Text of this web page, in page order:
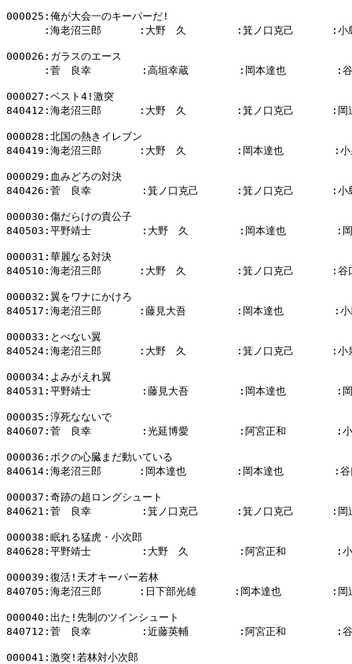
000025:俺が大会一のキーパーだ!
:海老沼三郎      :大野　久        :箕ノ口克己      :小
000026:ガラスのエース
:菅　良幸        :高垣幸蔵        :岡本達也        :谷
000027:ベスト4!激突
840412:海老沼三郎      :大野　久        :箕ノ口克己      :岡
000028:北国の熱きイレブン
840419:海老沼三郎      :大野　久        :岡本達也        :小
000029:血みどろの対決
840426:菅　良幸        :箕ノ口克己      :箕ノ口克己      :小
000030:傷だらけの貴公子
840503:平野靖士        :大野　久        :岡本達也        :岡
000031:華麗なる対決
840510:海老沼三郎      :大野　久        :箕ノ口克己      :谷
000032:翼をワナにかけろ
840517:海老沼三郎      :藤見大吾        :岡本達也        :小
000033:とべない翼
840524:海老沼三郎      :大野　久        :箕ノ口克己      :小
000034:よみがえれ翼
840531:平野靖士        :藤見大吾        :岡本達也        :岡
000035:淳死なないで
840607:菅　良幸        :光延博愛        :阿宮正和        :小
000036:ボクの心臓まだ動いている
840614:海老沼三郎      :岡本達也        :岡本達也        :谷
000037:奇跡の超ロングシュート
840621:菅　良幸        :箕ノ口克己      :箕ノ口克己      :岡
000038:眠れる猛虎・小次郎
840628:平野靖士        :大野　久        :阿宮正和        :小
000039:復活!天才キーパー若林
840705:海老沼三郎      :日下部光雄      :岡本達也        :岡
000040:出た!先制のツインシュート
840712:菅　良幸        :近藤英輔        :阿宮正和        :谷
000041:激突!若林対小次郎